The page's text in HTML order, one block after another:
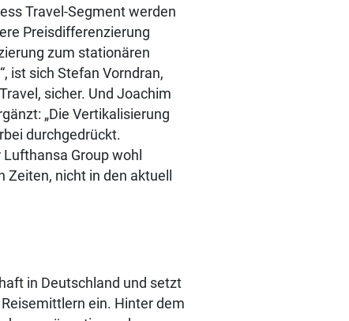
Travel-Segment werden
Preisdifferenzierung
zum stationären
ist sich Stefan Vorndran,
sicher. Und Joachim
„Die Vertikalisierung
durchgedrückt.
Group wohl
nicht in den aktuell
in Deutschland und setzt
ein. Hinter dem